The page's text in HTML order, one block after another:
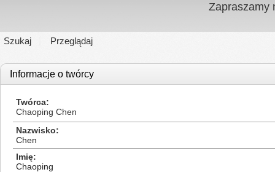
Zapraszamy
Szukaj Przeglądaj
Informacje o twórcy
Twórca
Chaoping Chen
Nazwisko
Chen
Imię
Chaoping